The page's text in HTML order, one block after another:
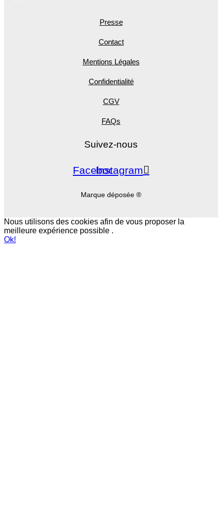
Presse
Contact
Mentions Légales
Confidentialité
CGV
FAQs
Suivez-nous
Facebook
Instagram
Marque déposée ®
Nous utilisons des cookies afin de vous proposer la
meilleure expérience possible .
Ok!